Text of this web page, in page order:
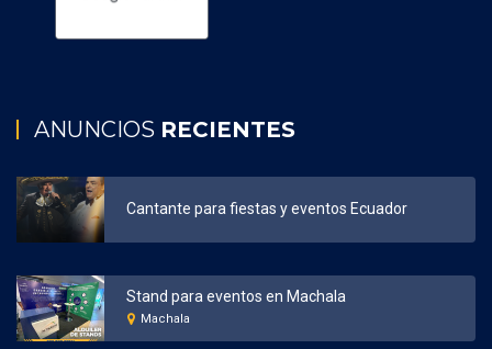
ANUNCIOS RECIENTES
Cantante para fiestas y eventos Ecuador
Stand para eventos en Machala
Machala